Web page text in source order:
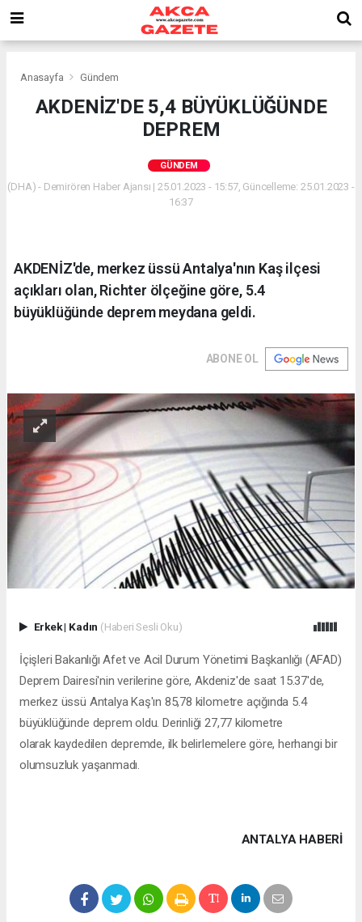
Anasayfa Gündem
AKDENİZ'DE 5,4 BÜYÜKLÜĞÜNDE
DEPREM
GÜNDEM
(DHA) - Demirören Haber Ajansı | 25.01.2023 - 15:57, Güncelleme: 25.01.2023 -
16:37
AKDENİZ'de, merkez üssü Antalya'nın Kaş ilçesi
açıkları olan, Richter ölçeğine göre, 5.4
büyüklüğünde deprem meydana geldi.
ABONE OL
Erkek| Kadın (Haberi Sesli Oku)
İçişleri Bakanlığı Afet ve Acil Durum Yönetimi Başkanlığı (AFAD)
Deprem Dairesi'nin verilerine göre, Akdeniz'de saat 15.37'de,
merkez üssü Antalya Kaş'ın 85,78 kilometre açığında 5.4
büyüklüğünde deprem oldu. Derinliği 27,77 kilometre
olarak kaydedilen depremde, ilk belirlemelere göre, herhangi bir
olumsuzluk yaşanmadı.
ANTALYA HABERİ